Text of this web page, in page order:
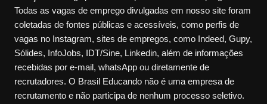
Todas as vagas de emprego divulgadas em nosso site foram
coletadas de fontes públicas e acessíveis, como perfis de
vagas no Instagram, sites de empregos, como Indeed, Gupy,
Sólides, InfoJobs, IDT/Sine, Linkedin, além de informações
recebidas por e-mail, whatsApp ou diretamente de
recrutadores. O Brasil Educando não é uma empresa de
recrutamento e não participa de nenhum processo seletivo.